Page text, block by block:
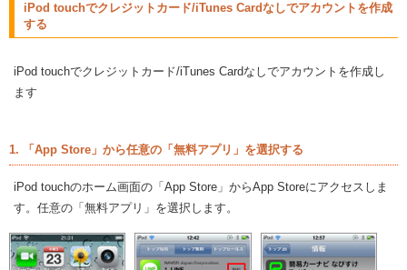
iPod touchでクレジットカード/iTunes Cardなしでアカウントを作成
する
iPod touchでクレジットカード/iTunes Cardなしでアカウントを作成し
ます
1. 「App Store」から任意の「無料アプリ」を選択する
iPod touchのホーム画面の「App Store」からApp Storeにアクセスしま
す。任意の「無料アプリ」を選択します。